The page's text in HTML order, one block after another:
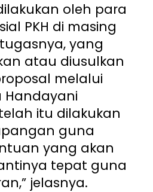
oleh para
PKH di masing
yang
atau diusulkan
melalui
Handayani
itu dilakukan
guna
yang akan
tepat guna
jelasnya.